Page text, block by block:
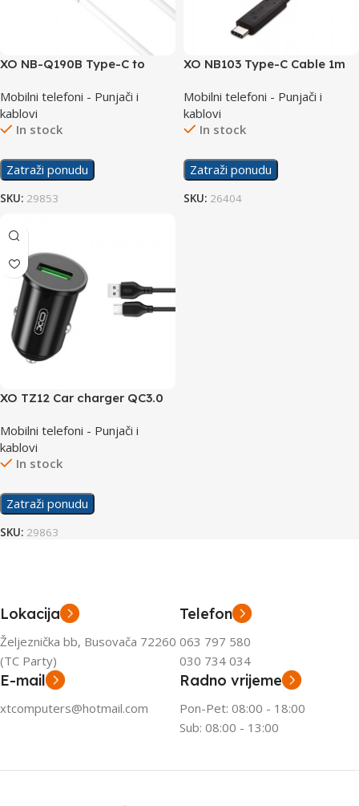
XO NB-Q190B Type-C to
Mobilni telefoni - Punjači i
kablovi
In stock
Zatraži ponudu
SKU: 29853
XO NB103 Type-C Cable 1m
Mobilni telefoni - Punjači i
kablovi
In stock
Zatraži ponudu
SKU: 26404
XO TZ12 Car charger QC3.0
Mobilni telefoni - Punjači i
kablovi
In stock
Zatraži ponudu
SKU: 29863
Lokacija
Željeznička bb, Busovača 72260
(TC Party)
Telefon
063 797 580
030 734 034
E-mail
xtcomputers@hotmail.com
Radno vrijeme
Pon-Pet: 08:00 - 18:00
Sub: 08:00 - 13:00